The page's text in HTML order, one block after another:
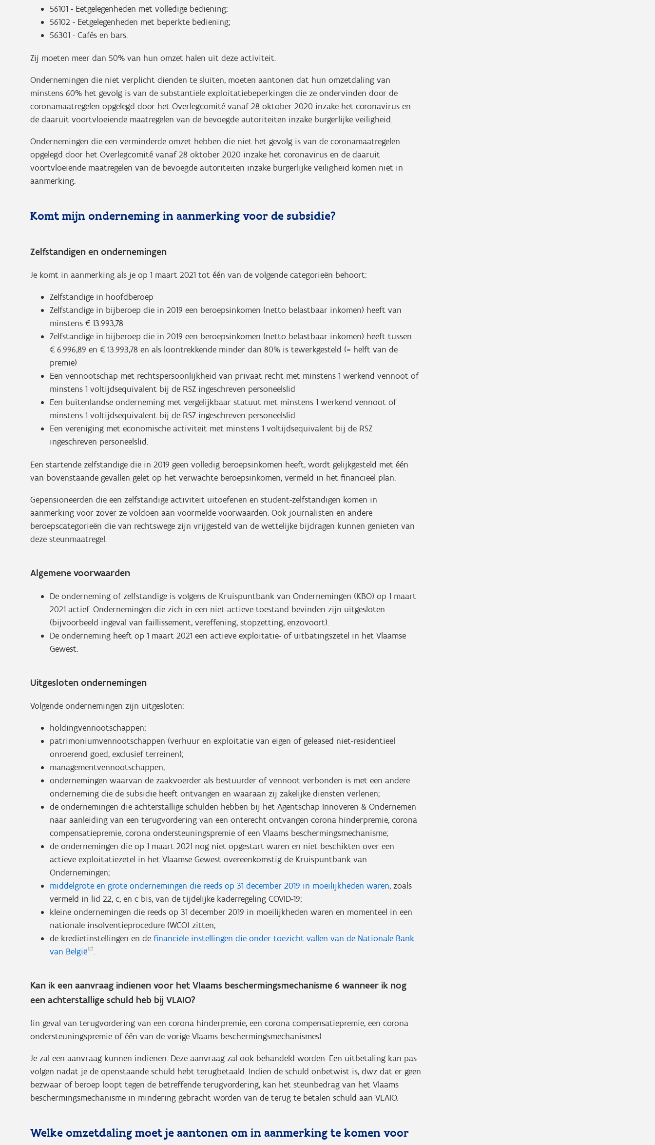
56101 - Eetgelegenheden met volledige bediening;
56102 - Eetgelegenheden met beperkte bediening;
56301 - Cafés en bars.
Zij moeten meer dan 50% van hun omzet halen uit deze activiteit.
Ondernemingen die niet verplicht dienden te sluiten, moeten aantonen dat hun omzetdaling van
minstens 60% het gevolg is van de substantiële exploitatiebeperkingen die ze ondervinden door de
coronamaatregelen opgelegd door het Overlegcomité vanaf 28 oktober 2020 inzake het coronavirus en
de daaruit voortvloeiende maatregelen van de bevoegde autoriteiten inzake burgerlijke veiligheid.
Ondernemingen die een verminderde omzet hebben die niet het gevolg is van de coronamaatregelen
opgelegd door het Overlegcomité vanaf 28 oktober 2020 inzake het coronavirus en de daaruit
voortvloeiende maatregelen van de bevoegde autoriteiten inzake burgerlijke veiligheid komen niet in
aanmerking.
Komt mijn onderneming in aanmerking voor de subsidie?
Zelfstandigen en ondernemingen
Je komt in aanmerking als je op 1 maart 2021 tot één van de volgende categorieën behoort:
Zelfstandige in hoofdberoep
Zelfstandige in bijberoep die in 2019 een beroepsinkomen (netto belastbaar inkomen) heeft van
minstens € 13.993,78
Zelfstandige in bijberoep die in 2019 een beroepsinkomen (netto belastbaar inkomen) heeft tussen
€ 6.996,89 en € 13.993,78 en als loontrekkende minder dan 80% is tewerkgesteld (= helft van de
premie)
Een vennootschap met rechtspersoonlijkheid van privaat recht met minstens 1 werkend vennoot of
minstens 1 voltijdsequivalent bij de RSZ ingeschreven personeelslid
Een buitenlandse onderneming met vergelijkbaar statuut met minstens 1 werkend vennoot of
minstens 1 voltijdsequivalent bij de RSZ ingeschreven personeelslid
Een vereniging met economische activiteit met minstens 1 voltijdsequivalent bij de RSZ
ingeschreven personeelslid.
Een startende zelfstandige die in 2019 geen volledig beroepsinkomen heeft, wordt gelijkgesteld met één
van bovenstaande gevallen gelet op het verwachte beroepsinkomen, vermeld in het financieel plan.
Gepensioneerden die een zelfstandige activiteit uitoefenen en student-zelfstandigen komen in
aanmerking voor zover ze voldoen aan voormelde voorwaarden. Ook journalisten en andere
beroepscategorieën die van rechtswege zijn vrijgesteld van de wettelijke bijdragen kunnen genieten van
deze steunmaatregel.
Algemene voorwaarden
De onderneming of zelfstandige is volgens de Kruispuntbank van Ondernemingen (KBO) op 1 maart
2021 actief. Ondernemingen die zich in een niet-actieve toestand bevinden zijn uitgesloten
(bijvoorbeeld ingeval van faillissement, vereffening, stopzetting, enzovoort).
De onderneming heeft op 1 maart 2021 een actieve exploitatie- of uitbatingszetel in het Vlaamse
Gewest.
Uitgesloten ondernemingen
Volgende ondernemingen zijn uitgesloten:
holdingvennootschappen;
patrimoniumvennootschappen (verhuur en exploitatie van eigen of geleased niet-residentieel
onroerend goed, exclusief terreinen);
managementvennootschappen;
ondernemingen waarvan de zaakvoerder als bestuurder of vennoot verbonden is met een andere
onderneming die de subsidie heeft ontvangen en waaraan zij zakelijke diensten verlenen;
de ondernemingen die achterstallige schulden hebben bij het Agentschap Innoveren & Ondernemen
naar aanleiding van een terugvordering van een onterecht ontvangen corona hinderpremie, corona
compensatiepremie, corona ondersteuningspremie of een Vlaams beschermingsmechanisme;
de ondernemingen die op 1 maart 2021 nog niet opgestart waren en niet beschikten over een
actieve exploitatiezetel in het Vlaamse Gewest overeenkomstig de Kruispuntbank van
Ondernemingen;
middelgrote en grote ondernemingen die reeds op 31 december 2019 in moeilijkheden waren, zoals
vermeld in lid 22, c, en c bis, van de tijdelijke kaderregeling COVID-19;
kleine ondernemingen die reeds op 31 december 2019 in moeilijkheden waren en momenteel in een
nationale insolventieprocedure (WCO) zitten;
de kredietinstellingen en de financiële instellingen die onder toezicht vallen van de Nationale Bank
van België .
Kan ik een aanvraag indienen voor het Vlaams beschermingsmechanisme 6 wanneer ik nog
een achterstallige schuld heb bij VLAIO?
(in geval van terugvordering van een corona hinderpremie, een corona compensatiepremie, een corona
ondersteuningspremie of één van de vorige Vlaams beschermingsmechanismes)
Je zal een aanvraag kunnen indienen. Deze aanvraag zal ook behandeld worden. Een uitbetaling kan pas
volgen nadat je de openstaande schuld hebt terugbetaald. Indien de schuld onbetwist is, dwz dat er geen
bezwaar of beroep loopt tegen de betreffende terugvordering, kan het steunbedrag van het Vlaams
beschermingsmechanisme in mindering gebracht worden van de terug te betalen schuld aan VLAIO.
Welke omzetdaling moet je aantonen om in aanmerking te komen voor